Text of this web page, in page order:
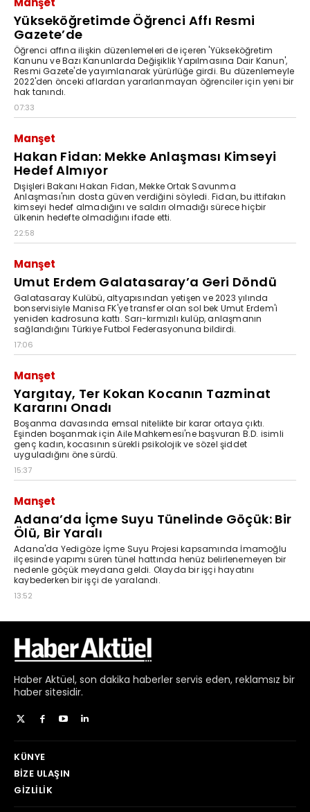
Haber Aktüel, son dakika haberler servis eden, reklamsız bir
haber sitesidir.
KÜNYE
BIZE ULAŞIN
GIZLILIK